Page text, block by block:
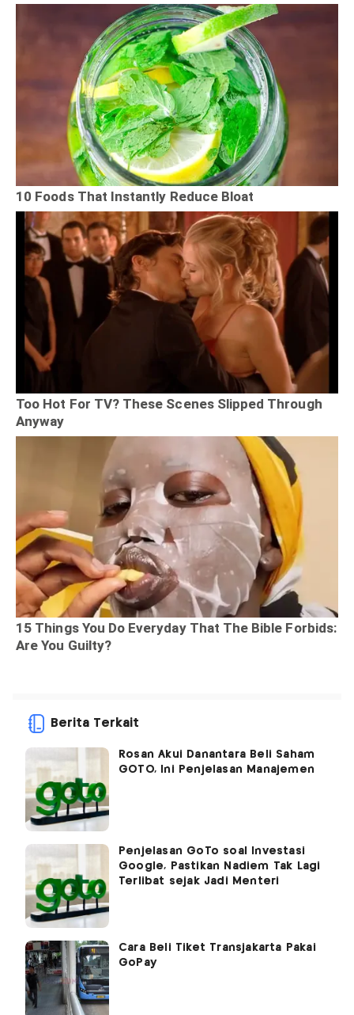
Berita Terkait
Rosan Akui Danantara Beli Saham
GOTO, Ini Penjelasan Manajemen
Penjelasan GoTo soal Investasi
Google, Pastikan Nadiem Tak Lagi
Terlibat sejak Jadi Menteri
Cara Beli Tiket Transjakarta Pakai
GoPay